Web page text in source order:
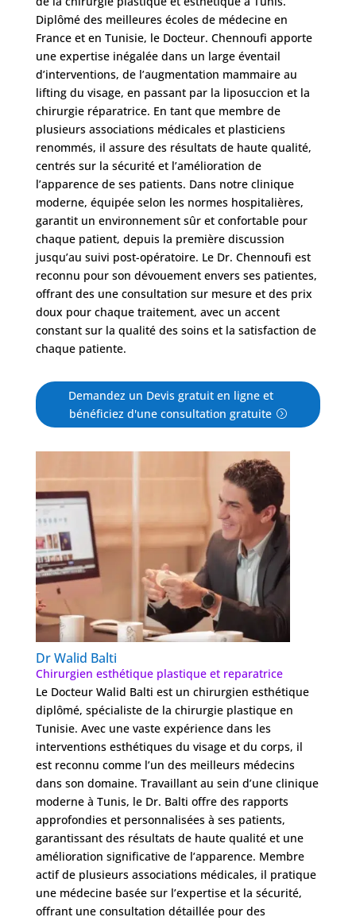
/
Après
Devis
Gratuit
Diplômé des meilleures écoles de médecine en
France et en Tunisie, le Docteur. Chennoufi apporte
une expertise inégalée dans un large éventail
d’interventions, de l’augmentation mammaire au
lifting du visage, en passant par la liposuccion et la
chirurgie réparatrice. En tant que membre de
plusieurs associations médicales et plasticiens
renommés, il assure des résultats de haute qualité,
centrés sur la sécurité et l’amélioration de
l’apparence de ses patients. Dans notre clinique
moderne, équipée selon les normes hospitalières,
garantit un environnement sûr et confortable pour
chaque patient, depuis la première discussion
jusqu’au suivi post-opératoire. Le Dr. Chennoufi est
reconnu pour son dévouement envers ses patientes,
offrant des une consultation sur mesure et des prix
doux pour chaque traitement, avec un accent
constant sur la qualité des soins et la satisfaction de
chaque patiente.
Demandez un Devis gratuit en ligne et
bénéficiez d'une consultation gratuite
Dr Walid Balti
Chirurgien esthétique plastique et reparatrice
Le Docteur Walid Balti est un chirurgien esthétique
diplômé, spécialiste de la chirurgie plastique en
Tunisie. Avec une vaste expérience dans les
interventions esthétiques du visage et du corps, il
est reconnu comme l’un des meilleurs médecins
dans son domaine. Travaillant au sein d’une clinique
moderne à Tunis, le Dr. Balti offre des rapports
approfondies et personnalisées à ses patients,
garantissant des résultats de haute qualité et une
amélioration significative de l’apparence. Membre
actif de plusieurs associations médicales, il pratique
une médecine basée sur l’expertise et la sécurité,
offrant une consultation détaillée pour des